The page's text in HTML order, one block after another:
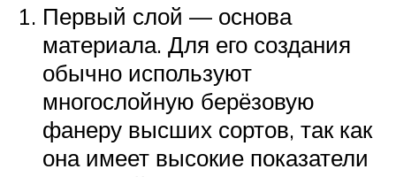
Первый слой — основа
материала. Для его создания
обычно используют
многослойную берёзовую
фанеру высших сортов, так как
она имеет высокие показатели